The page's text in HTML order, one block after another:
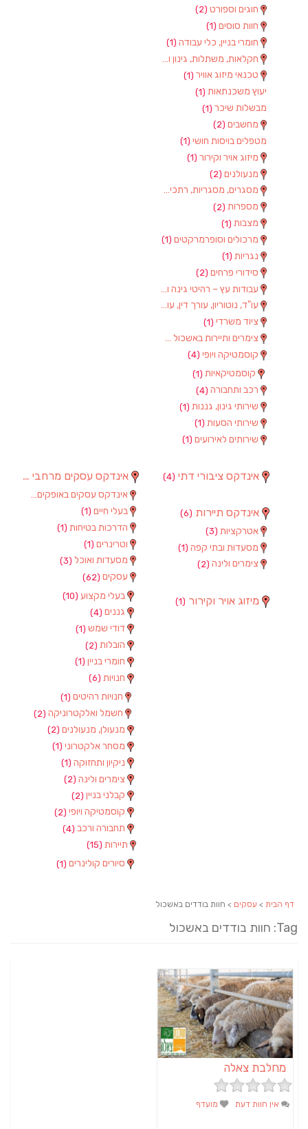
חוגים וספורט (2)
חוות סוסים (1)
חומרי בניין, כלי עבודה (1)
חקלאות, משתלות, גינון וציוד
טכנאי מיזוג אוויר (1)
יעוץ משכנתאות (1)
מבשלות שיכר (1)
מחשבים (2)
מטפלים בויסות חושי (1)
מיזוג אויר וקירור (1)
מנעולנים (2)
מסגרים, מסגריות, רתכים ועבודות מתכת
מספרות (2)
מצבות (1)
מרכולים וסופרמרקטים (1)
נגריות (1)
סידורי פרחים (2)
עבודות עץ – רהיטי גינה וגן
עו"ד, נוטוריון, עורך דין, עורכי דין
ציוד משרדי (1)
צימרים ותיירות באשכול (7)
קוסמטיקה ויופי (4)
קוסמטיקאיות (1)
רכב ותחבורה (4)
שירותי גינון, גננות (1)
שירותי הסעות (1)
שירותים לאירועים (1)
אינדקס עסקים מרחבי (97)
אינדקס עסקים באופקים (8)
בעלי חיים (1)
הדרכות בטיחות (1)
וטרינרים (1)
מסעדות ואוכל (3)
עסקים (62)
בעלי מקצוע (10)
גננים (4)
דודי שמש (1)
הובלות (2)
חומרי בניין (1)
חנויות (6)
חנויות רהיטים (1)
חשמל ואלקטרוניקה (2)
מנעולן, מנעולנים (2)
מסחר אלקטרוני (1)
ניקיון ותחזוקה (1)
צימרים ולינה (2)
קבלני בניין (2)
קוסמטיקה ויופי (2)
תחבורה ורכב (4)
תיירות (15)
סיורים קולינרים (1)
אינדקס ציבורי דתי (4)
אינדקס תיירות (6)
אטרקציות (3)
מסעדות ובתי קפה (1)
צימרים ולינה (2)
מיזוג אויר וקירור (1)
דף הבית > עסקים > חוות בודדים באשכול
Tag: חוות בודדים באשכול
מחלבת צאלה
אין חוות דעת מועדף